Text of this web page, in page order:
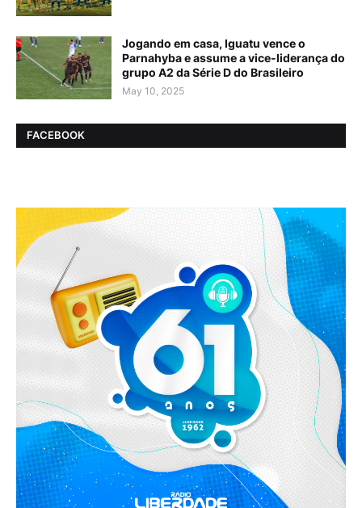
Jogando em casa, Iguatu vence o
Parnahyba e assume a vice-liderança do
grupo A2 da Série D do Brasileiro
May 10, 2025
FACEBOOK